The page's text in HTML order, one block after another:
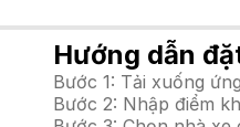
Hướng dẫn
Bước 1: Tải xuống
Bước 2: Nhập điểm